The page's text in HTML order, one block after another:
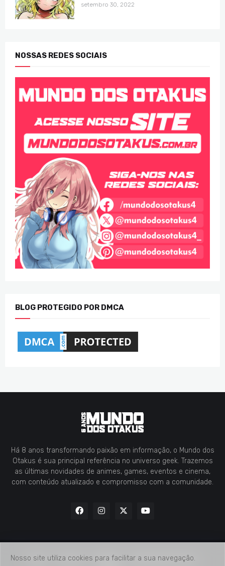
setembro 30, 2022
NOSSAS REDES SOCIAIS
BLOG PROTEGIDO POR DMCA
Há 8 anos transformando paixão em informação, o Mundo dos
Otakus é sua principal referência no universo geek. Trazemos
as últimas novidades de animes, games, eventos e cinema,
com conteúdo atualizado e compromisso com a comunidade.
Home Contato Midia Kit Verificação de Fatos
Nosso site utiliza cookies para facilitar a sua navegação.